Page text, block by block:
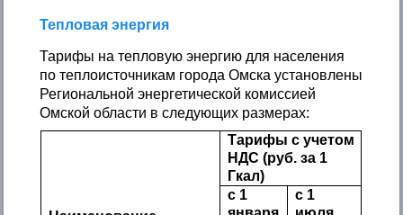
Тепловая энергия
Тарифы на тепловую энергию для населения
по теплоисточникам города Омска установлены
Региональной энергетической комиссией
Омской области в следующих размерах:
Тарифы с учетом
НДС (руб. за 1
Гкал)
с 1
с 1